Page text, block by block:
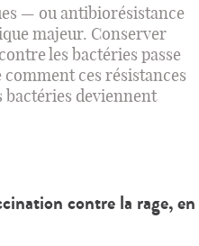
— ou antibiorésistance
majeur. Conserver
les bactéries passe
ces résistances
deviennent
contre la rage, en